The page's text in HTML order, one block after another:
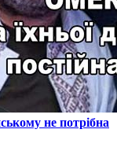
не потрібна